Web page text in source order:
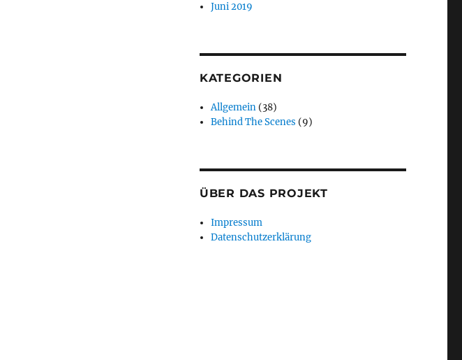
Juni 2019
KATEGORIEN
Allgemein (38)
Behind The Scenes (9)
ÜBER DAS PROJEKT
Impressum
Datenschutzerklärung